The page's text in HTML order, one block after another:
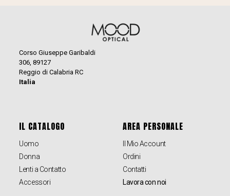
Corso Giuseppe Garibaldi
306, 89127
Reggio di Calabria RC
Italia
IL CATALOGO
Uomo
Donna
Lenti a Contatto
Accessori
AREA PERSONALE
Il Mio Account
Ordini
Contatti
Lavora con noi